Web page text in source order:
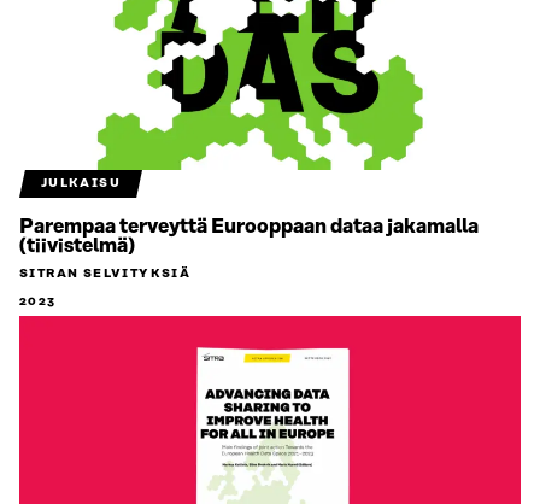
JULKAISU
Parempaa terveyttä Eurooppaan dataa jakamalla
(tiivistelmä)
SITRAN SELVITYKSIÄ
2023